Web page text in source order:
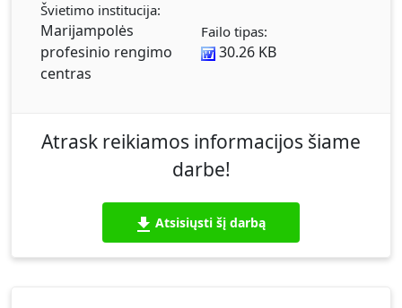
Švietimo institucija:
Marijampolės
profesinio rengimo
centras
Failo tipas:
30.26 KB
Atrask reikiamos informacijos šiame
darbe!
Atsisiųsti šį darbą